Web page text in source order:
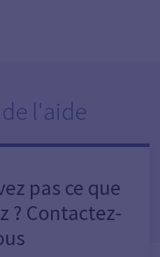
l'aide
pas ce que
? Contactez-